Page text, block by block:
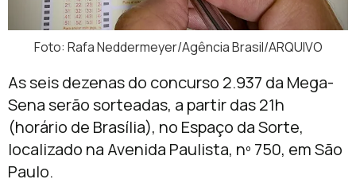
Foto: Rafa Neddermeyer/Agência Brasil/ARQUIVO
As seis dezenas do concurso 2.937 da Mega-
Sena serão sorteadas, a partir das 21h
(horário de Brasília), no Espaço da Sorte,
localizado na Avenida Paulista, nº 750, em São
Paulo.